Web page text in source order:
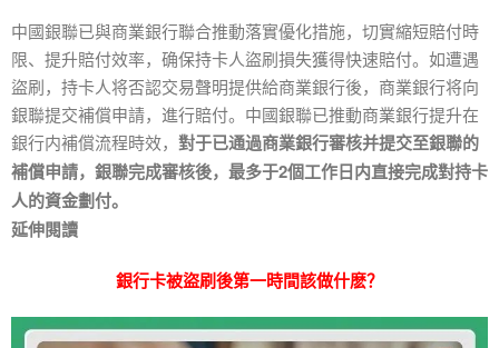
中國銀聯已與商業銀行聯合推動落實優化措施，切實縮短賠付時
限、提升賠付效率，确保持卡人盜刷損失獲得快速賠付。如遭遇
盜刷，持卡人将否認交易聲明提供給商業銀行後，商業銀行将向
銀聯提交補償申請，進行賠付。中國銀聯已推動商業銀行提升在
銀行内補償流程時效， 對于已通過商業銀行審核并提交至銀聯的
補償申請，銀聯完成審核後，最多于2個工作日内直接完成對持卡
人的資金劃付。
延伸閱讀
銀行卡被盜刷後第一時間該做什麽？